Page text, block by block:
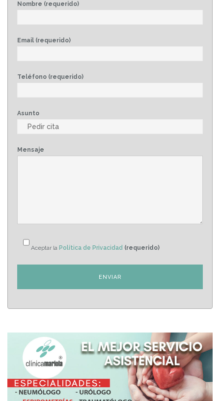
Nombre (requerido)
Email (requerido)
Teléfono (requerido)
Asunto
Mensaje
Aceptar la Política de Privacidad (requerido)